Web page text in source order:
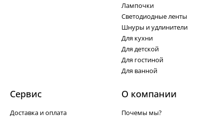
Лампочки
Светодиодные ленты
Шнуры и удлинители
Для кухни
Для детской
Для гостиной
Для ванной
Сервис
Доставка и оплата
О компании
Почемы мы?